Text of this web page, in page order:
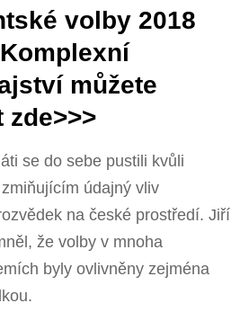
volby 2018
můžete
zde>>>
se do sebe pustili kvůli
údajný vliv
na české prostředí. Jiří
že volby v mnoha
byly ovlivněny zejména